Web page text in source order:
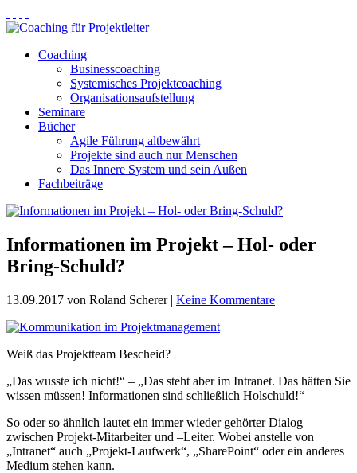
Coaching
Businesscoaching
Systemisches Projektcoaching
Organisationsaufstellung
Seminare
Bücher
Agile Führung altbewährt
Projekte sind auch nur Menschen
Das Innere System und sein Außen
Fachbeiträge
Informationen im Projekt – Hol- oder
Bring-Schuld?
13.09.2017 von Roland Scherer| Keine Kommentare
Weiß das Projektteam Bescheid?
„Das wusste ich nicht!“ – „Das steht aber im Intranet. Das hätten Sie
wissen müssen! Informationen sind schließlich Holschuld!“
So oder so ähnlich lautet ein immer wieder gehörter Dialog
zwischen Projekt-Mitarbeiter und –Leiter. Wobei anstelle von
„Intranet“ auch „Projekt-Laufwerk“, „SharePoint“ oder ein anderes
Medium stehen kann.